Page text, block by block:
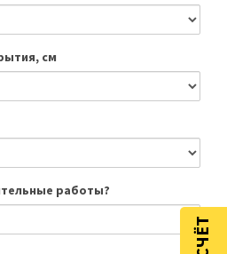
см
работы?